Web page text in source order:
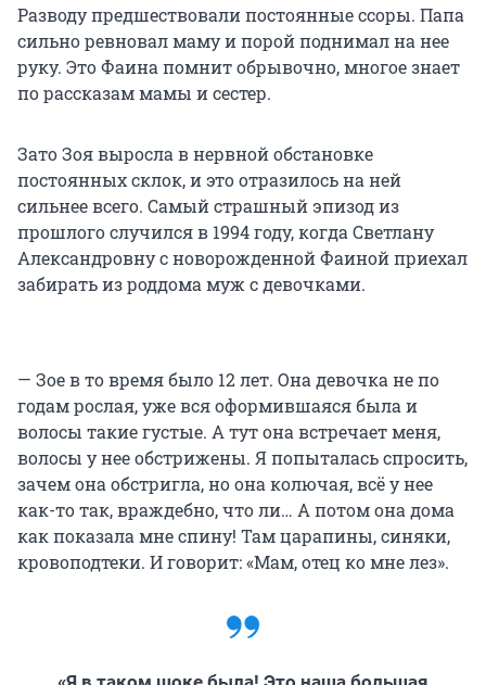
Разводу предшествовали постоянные ссоры. Папа
сильно ревновал маму и порой поднимал на нее
руку. Это Фаина помнит обрывочно, многое знает
по рассказам мамы и сестер.
Зато Зоя выросла в нервной обстановке
постоянных склок, и это отразилось на ней
сильнее всего. Самый страшный эпизод из
прошлого случился в 1994 году, когда Светлану
Александровну с новорожденной Фаиной приехал
забирать из роддома муж с девочками.
— Зое в то время было 12 лет. Она девочка не по
годам рослая, уже вся оформившаяся была и
волосы такие густые. А тут она встречает меня,
волосы у нее обстрижены. Я попыталась спросить,
зачем она обстригла, но она колючая, всё у нее
как-то так, враждебно, что ли… А потом она дома
как показала мне спину! Там царапины, синяки,
кровоподтеки. И говорит: «Мам, отец ко мне лез».